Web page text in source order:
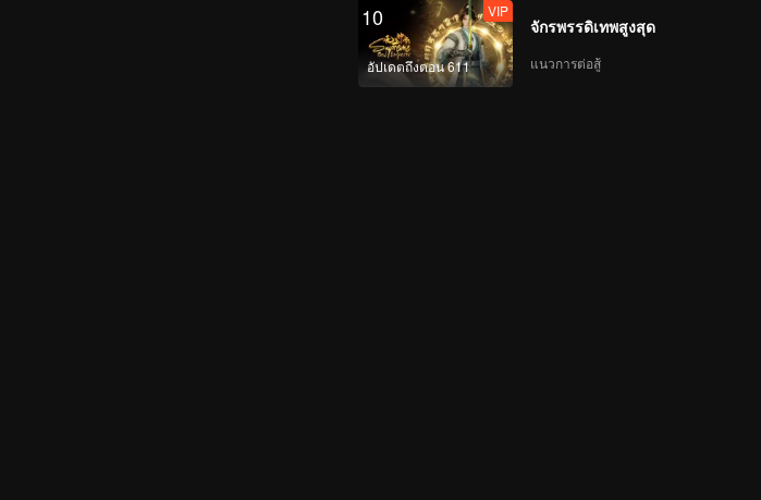
10
อัปเดตถึงตอน 611
VIP
จักรพรรดิเทพสูงสุด
แนวการต่อสู้